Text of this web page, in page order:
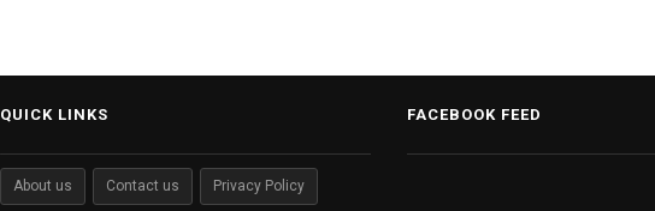
QUICK LINKS
About us Contact us Privacy Policy
FACEBOOK FEED